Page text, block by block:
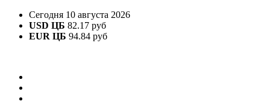
Сегодня 10 августа 2026
USD ЦБ 82.17 руб
EUR ЦБ 94.84 руб